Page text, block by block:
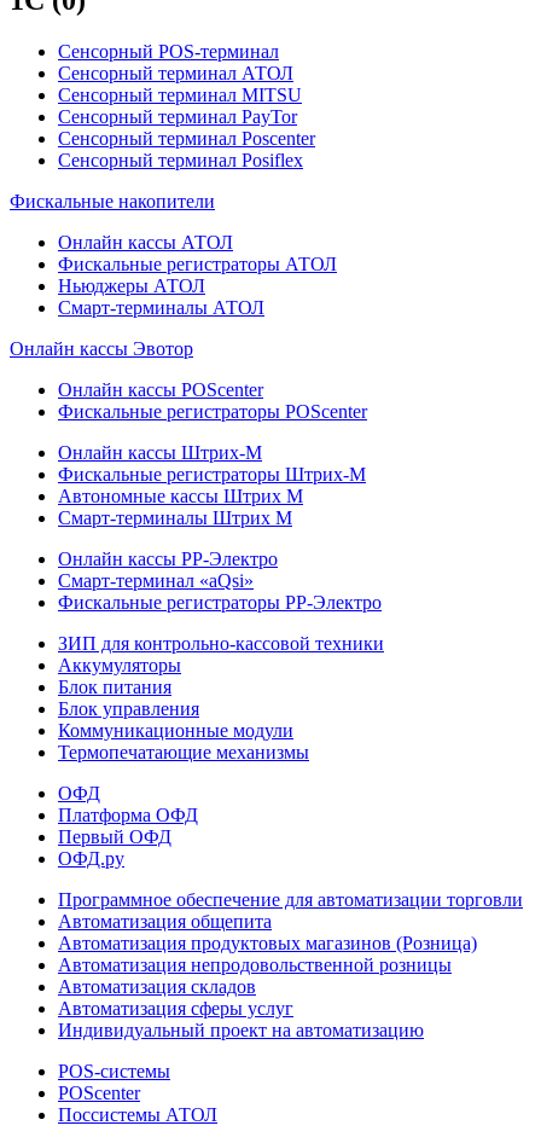
Сенсорный POS-терминал
Сенсорный терминал АТОЛ
Сенсорный терминал MITSU
Сенсорный терминал PayTor
Сенсорный терминал Poscenter
Сенсорный терминал Posiflex
Фискальные накопители
Онлайн кассы АТОЛ
Фискальные регистраторы АТОЛ
Ньюджеры АТОЛ
Смарт-терминалы АТОЛ
Онлайн кассы Эвотор
Онлайн кассы POScenter
Фискальные регистраторы POScenter
Онлайн кассы Штрих-М
Фискальные регистраторы Штрих-М
Автономные кассы Штрих М
Смарт-терминалы Штрих М
Онлайн кассы РР-Электро
Смарт-терминал «aQsi»
Фискальные регистраторы РР-Электро
ЗИП для контрольно-кассовой техники
Аккумуляторы
Блок питания
Блок управления
Коммуникационные модули
Термопечатающие механизмы
ОФД
Платформа ОФД
Первый ОФД
ОФД.ру
Программное обеспечение для автоматизации торговли
Автоматизация общепита
Автоматизация продуктовых магазинов (Розница)
Автоматизация непродовольственной розницы
Автоматизация складов
Автоматизация сферы услуг
Индивидуальный проект на автоматизацию
POS-системы
POScenter
Поссистемы АТОЛ